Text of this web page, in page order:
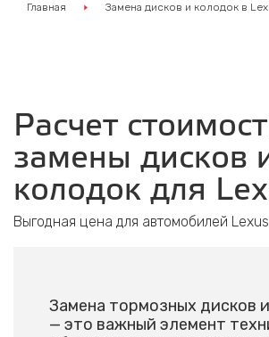
Главная Замена дисков и колодок в
Расчет
замены дисков
колодок для
Выгодная цена для автомобилей Lexus
Замена тормозных дисков
— это важный элемент